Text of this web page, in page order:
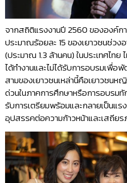
จากสถิติแรงงานปี 2560 ขององค์กา
ประมาณร้อยละ 15 ของเยาวชนช่วง
(ประมาณ 1.3 ล้านคน) ในประเทศไทย
ได้ทำงานและไม่ได้รับการอบรมเพื่อ
สามของเยาวชนเหล่านี้คือเยาวชนห
ด่วนในภาคการศึกษาหรือการอบรมทั
รับการเตรียมพร้อมและกลายเป็นแร
อุปสรรคต่อความก้าวหน้าและเสถียร